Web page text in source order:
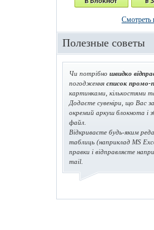
Смотреть
Полезные советы
Чи потрібно швидко
погодження список промо-
картинками, кількостями
Додаєте сувеніри, що Вас
окремий аркуш блокнота і
файл.
Відкриваєте будь-яким
таблиць (наприклад MS
правки і відправляєте
mail.